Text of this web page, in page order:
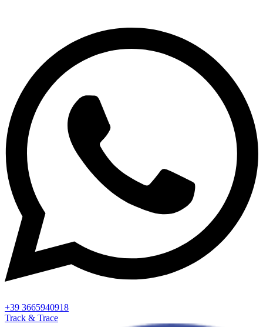
+39 3665940918
Track & Trace